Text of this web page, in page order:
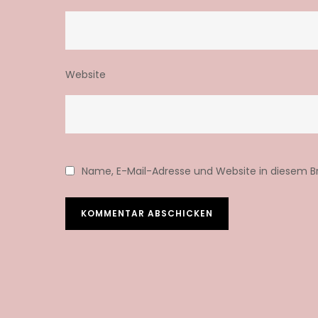
Website
Name, E-Mail-Adresse und Website in diesem